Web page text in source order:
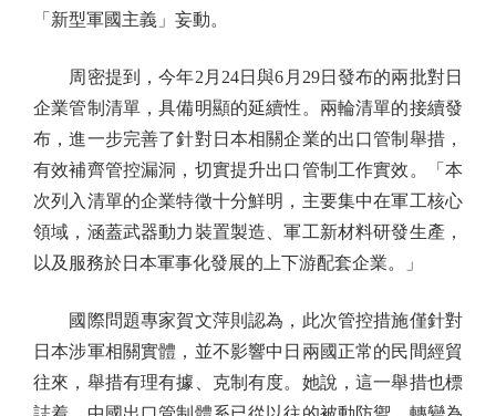
「新型軍國主義」妄動。
周密提到，今年2月24日與6月29日發布的兩批對日
企業管制清單，具備明顯的延續性。兩輪清單的接續發
布，進一步完善了針對日本相關企業的出口管制舉措，
有效補齊管控漏洞，切實提升出口管制工作實效。「本
次列入清單的企業特徵十分鮮明，主要集中在軍工核心
領域，涵蓋武器動力裝置製造、軍工新材料研發生產，
以及服務於日本軍事化發展的上下游配套企業。」
國際問題專家賀文萍則認為，此次管控措施僅針對
日本涉軍相關實體，並不影響中日兩國正常的民間經貿
往來，舉措有理有據、克制有度。她說，這一舉措也標